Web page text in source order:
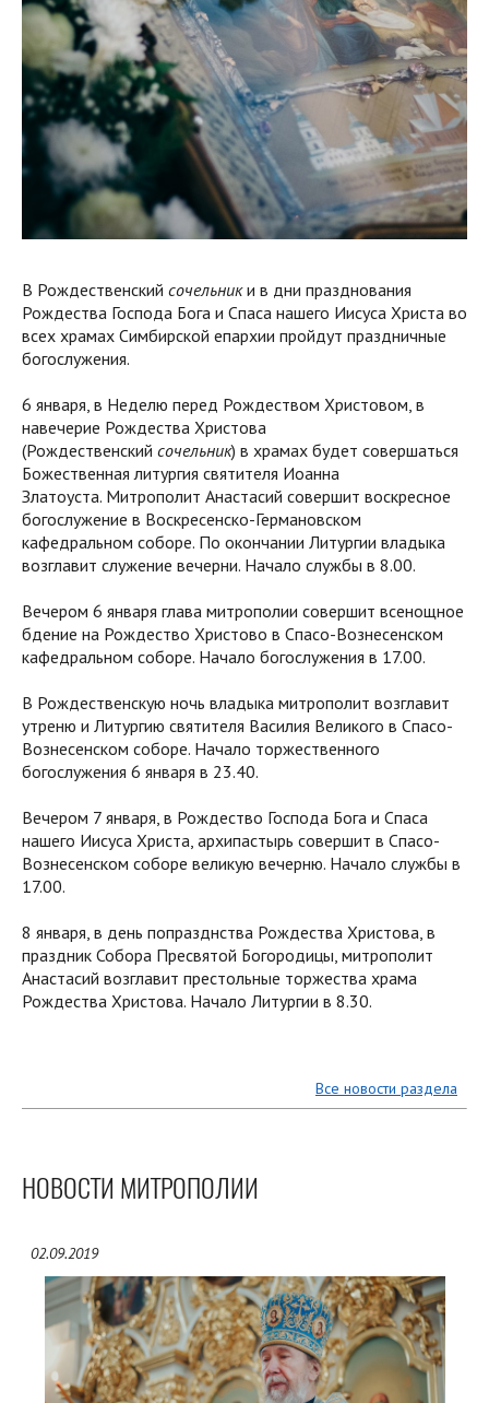
В Рождественский сочельники в дни празднования
Рождества Господа Бога и Спаса нашего Иисуса Христа во
всех храмах Симбирской епархии пройдут праздничные
богослужения.
6 января, в Неделю перед Рождеством Христовом, в
навечерие Рождества Христова
(Рождественский сочельник) в храмах будет совершаться
Божественная литургия святителя Иоанна
Златоуста. Митрополит Анастасий совершит воскресное
богослужение в Воскресенско-Германовском
кафедральном соборе. По окончании Литургии владыка
возглавит служение вечерни. Начало службы в 8.00.
Вечером 6 января глава митрополии совершит всенощное
бдение на Рождество Христово в Спасо-Вознесенском
кафедральном соборе. Начало богослужения в 17.00.
В Рождественскую ночь владыка митрополит возглавит
утреню и Литургию святителя Василия Великого в Спасо-
Вознесенском соборе. Начало торжественного
богослужения 6 января в 23.40.
Вечером 7 января, в Рождество Господа Бога и Спаса
нашего Иисуса Христа, архипастырь совершит в Спасо-
Вознесенском соборе великую вечерню. Начало службы в
17.00.
8 января, в день попразднства Рождества Христова, в
праздник Собора Пресвятой Богородицы, митрополит
Анастасий возглавит престольные торжества храма
Рождества Христова. Начало Литургии в 8.30.
Все новости раздела
НОВОСТИ МИТРОПОЛИИ
02.09.2019